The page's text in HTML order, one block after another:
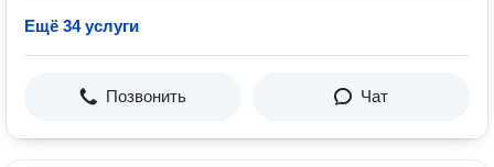
Ещё 34 услуги
Позвонить Чат